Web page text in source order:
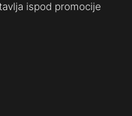
ispod promocije